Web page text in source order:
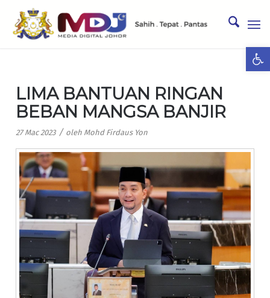
LIMA BANTUAN RINGAN
BEBAN MANGSA BANJIR
27 Mac 2023 / oleh Mohd Firdaus Yon